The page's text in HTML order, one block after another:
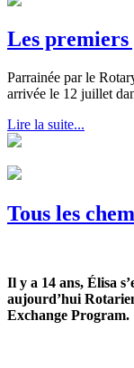
Les premiers
Parrainée par le
arrivée le 12 juillet
Lire la suite...
Tous les
Il y a 14 ans, Élisa
aujourd’hui
Exchange Program.